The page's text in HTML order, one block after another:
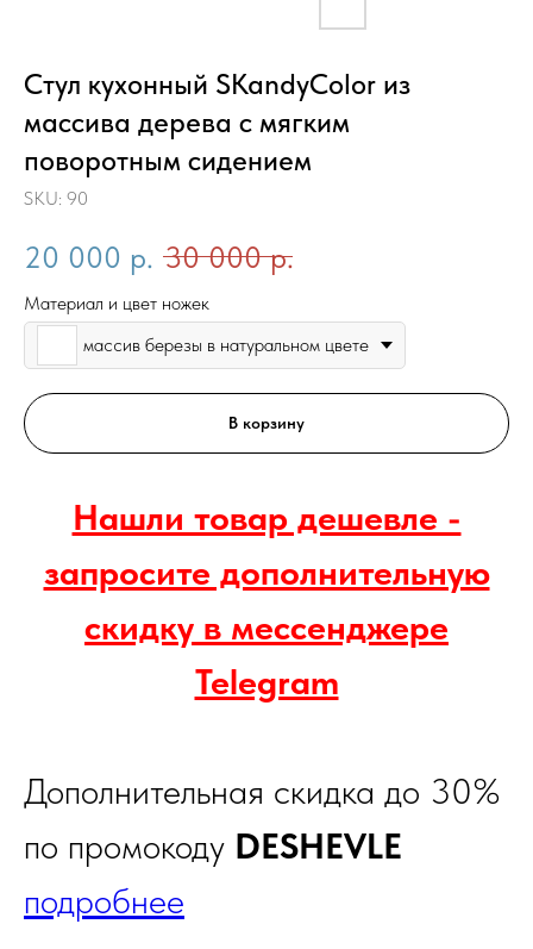
Стул кухонный SKandyColor из
массива дерева с мягким
поворотным сидением
SKU: 90
20 000 р. 30 000 р.
Материал и цвет ножек
массив березы в натуральном цвете
В корзину
Нашли товар дешевле -
запросите дополнительную
скидку в мессенджере
Telegram
Дополнительная скидка до 30%
по промокоду DESHEVLE
подробнее